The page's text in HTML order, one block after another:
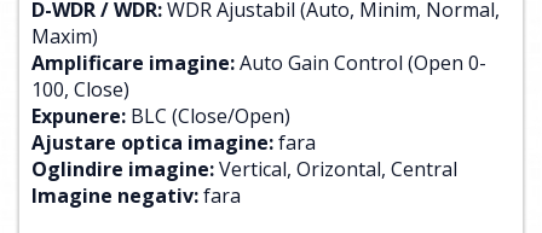
D-WDR / WDR:WDR Ajustabil (Auto, Minim, Normal,
Maxim)
Amplificare imagine:Auto Gain Control (Open 0-
100, Close)
Expunere: BLC (Close/Open)
Ajustare optica imagine:fara
Oglindire imagine:Vertical, Orizontal, Central
Imagine negativ:fara